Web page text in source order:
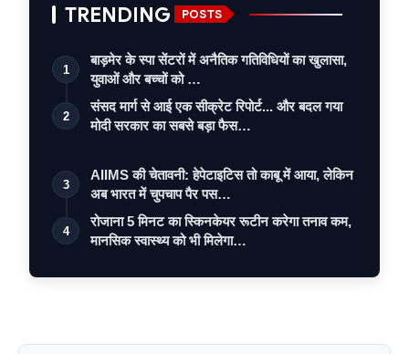
TRENDING POSTS
1
बाड़मेर के स्पा सेंटरों में अनैतिक गतिविधियों का खुलासा,
युवाओं और बच्चों को …
2
संसद मार्ग से आई एक सीक्रेट रिपोर्ट... और बदल गया
मोदी सरकार का सबसे बड़ा फैस…
3
AIIMS की चेतावनी: हेपेटाइटिस तो काबू में आया, लेकिन
अब भारत में चुपचाप पैर पस…
4
रोजाना 5 मिनट का स्किनकेयर रूटीन करेगा तनाव कम,
मानसिक स्वास्थ्य को भी मिलेगा…